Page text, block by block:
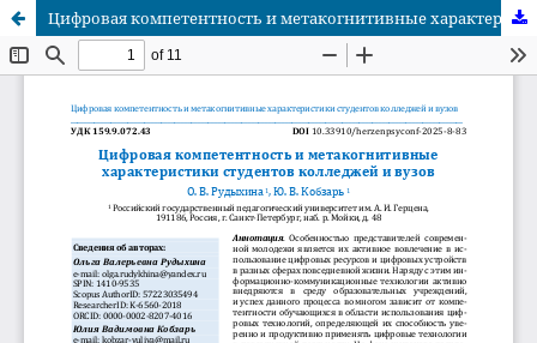
Цифровая компетентность и метакогнитивные характеристики студентов колледжей и вузов